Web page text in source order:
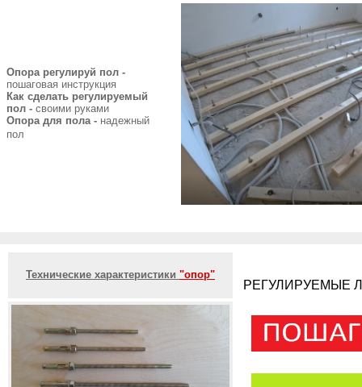
Опора регулируй пол -
пошаговая инструкция
Как сделать регулируемый
пол - своими руками
Опора для пола - надежный
пол
Технические характеристики "опор"
РЕГУЛИРУЕМЫЕ